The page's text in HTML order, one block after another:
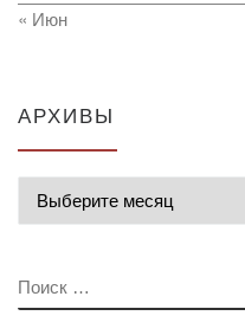
« Июн
АРХИВЫ
ПОИСК